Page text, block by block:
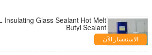
Insulating Glass Sealant Hot Melt
Butyl Sealant
الاستفسار الآن